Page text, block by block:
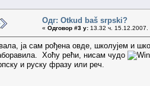
Одг: Otkud baš srpski?
« Одговор #3 у: 13.32 ч. 15.12.2007.
ја сам рођена овде, школујем и
Хоћу рећи, нисам чудо
и руску фразу или реч.